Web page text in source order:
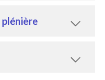
plénière